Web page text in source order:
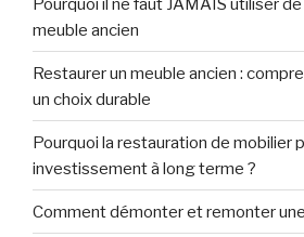
Pourquoi il ne faut JAMAIS utiliser
meuble ancien
Restaurer un meuble ancien :
un choix durable
Pourquoi la restauration de mobilier
investissement à long terme ?
Comment démonter et remonter